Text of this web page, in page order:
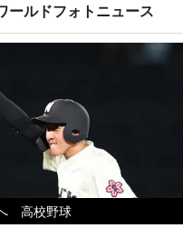
ールドフォトニュース
高校野球